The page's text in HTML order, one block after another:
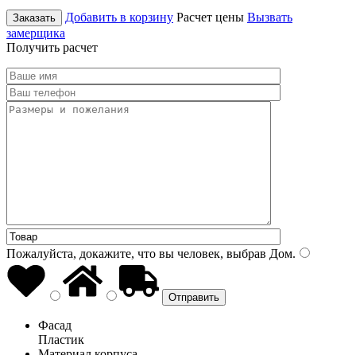
Заказать Добавить в корзину Расчет цены Вызвать
замерщика
Получить расчет
Пожалуйста, докажите, что вы человек, выбрав Дом.
Фасад
Пластик